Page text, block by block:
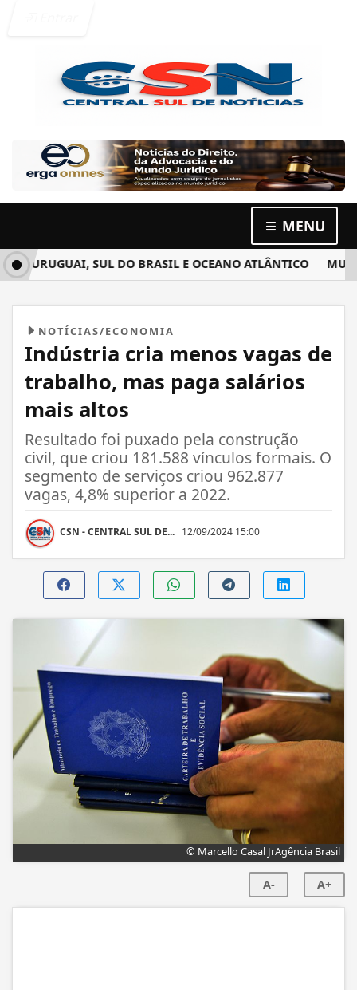
MENU
SUL DO BRASIL E OCEANO ATLÂNTICO MULHERES
NOTÍCIAS/ECONOMIA
Indústria cria menos vagas de
trabalho, mas paga salários
mais altos
Resultado foi puxado pela construção
civil, que criou 181.588 vínculos formais. O
segmento de serviços criou 962.877
vagas, 4,8% superior a 2022.
CSN - CENTRAL SUL DE... 12/09/2024 15:00
© Marcello Casal JrAgência Brasil
A- A+